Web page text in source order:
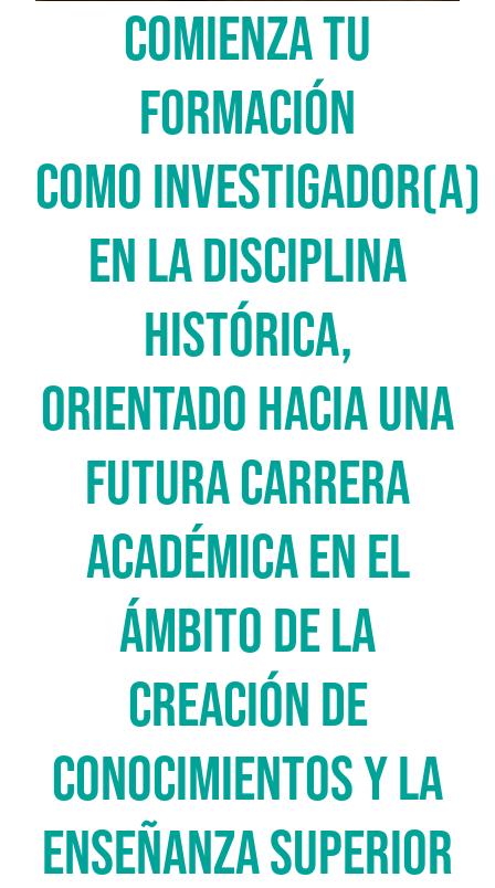
COMIENZA TU
FORMACIÓN
COMO INVESTIGADOR(A)
EN LA DISCIPLINA
HISTÓRICA,
ORIENTADO HACIA UNA
FUTURA CARRERA
ACADÉMICA EN EL
ÁMBITO DE LA
CREACIÓN DE
CONOCIMIENTOS Y LA
ENSEÑANZA SUPERIOR